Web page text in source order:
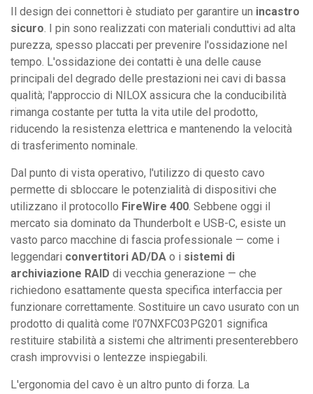
Il design dei connettori è studiato per garantire un incastro
sicuro . I pin sono realizzati con materiali conduttivi ad alta
purezza, spesso placcati per prevenire l'ossidazione nel
tempo. L'ossidazione dei contatti è una delle cause
principali del degrado delle prestazioni nei cavi di bassa
qualità; l'approccio di NILOX assicura che la conducibilità
rimanga costante per tutta la vita utile del prodotto,
riducendo la resistenza elettrica e mantenendo la velocità
di trasferimento nominale.
Dal punto di vista operativo, l'utilizzo di questo cavo
permette di sbloccare le potenzialità di dispositivi che
utilizzano il protocollo FireWire 400 . Sebbene oggi il
mercato sia dominato da Thunderbolt e USB-C, esiste un
vasto parco macchine di fascia professionale — come i
leggendari convertitori AD/DA o i sistemi di
archiviazione RAID di vecchia generazione — che
richiedono esattamente questa specifica interfaccia per
funzionare correttamente. Sostituire un cavo usurato con un
prodotto di qualità come l'07NXFC03PG201 significa
restituire stabilità a sistemi che altrimenti presenterebbero
crash improvvisi o lentezze inspiegabili.
L'ergonomia del cavo è un altro punto di forza. La